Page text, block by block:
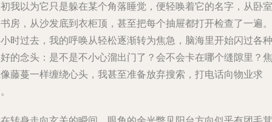
我以为它只是躲在某个角落睡觉，便轻唤着它的名字，从卧室
房，从沙发底到衣柜顶，甚至把每个抽屉都打开检查了一遍。
时过去，我的呼唤从轻松逐渐转为焦急，脑海里开始闪过各种
的念头：是不是不小心溜出门了？会不会卡在哪个缝隙里？焦
藤蔓一样缠绕心头，我甚至准备放弃搜索，打电话向物业求